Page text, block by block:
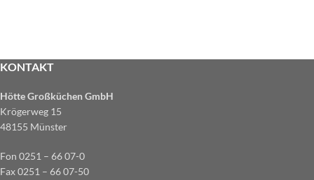
KONTAKT
Hötte Großküchen GmbH
Krögerweg 15
48155 Münster
Fon 0251 – 66 07-0
Fax 0251 – 66 07-50